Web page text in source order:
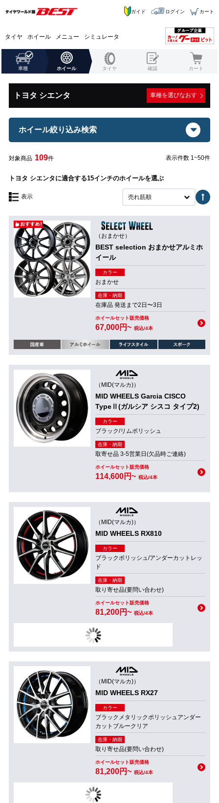
タイヤ ホイール メニュー シミュレータ
ガイド ログイン カート
車種 ホイール タイヤ 確認 カート
トヨタ シエンタ 車種を選びなおす
ホイール絞り込み検索
対象商品 109件 表示件数 1~50件
トヨタ シエンタに適合する15インチのホイールを選ぶ
表示 売れ筋順
（おまかせ）
BEST selection おまかせアルミホ
イール
カラー
おまかせ
在庫・納期
在庫品 発送まで2日〜3日
ホイールセット販売価格
67,000円~ 税込/4本
（MID(マルカ)）
MID WHEELS Garcia CISCO
TypeⅡ(ガルシア シスコ タイプ2)
カラー
ブラック/リムポリッシュ
在庫・納期
取寄せ品 3-5営業日(欠品時ご連絡)
ホイールセット販売価格
114,600円~ 税込/4本
（MID(マルカ)）
MID WHEELS RX810
カラー
ブラックポリッシュ/アンダーカットレッ
ド
在庫・納期
取り寄せ品(要問い合わせ)
ホイールセット販売価格
81,200円~ 税込/4本
（MID(マルカ)）
MID WHEELS RX27
カラー
ブラックメタリックポリッシュアンダー
カットブルークリア
在庫・納期
取り寄せ品(要問い合わせ)
ホイールセット販売価格
81,200円~ 税込/4本